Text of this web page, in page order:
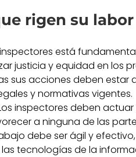
rigen su labor
está
justicia y equidad en los
sus acciones deben estar
y normativas vigentes.
inspectores deben
a ninguna de las
debe ser ágil y
tecnologías de la